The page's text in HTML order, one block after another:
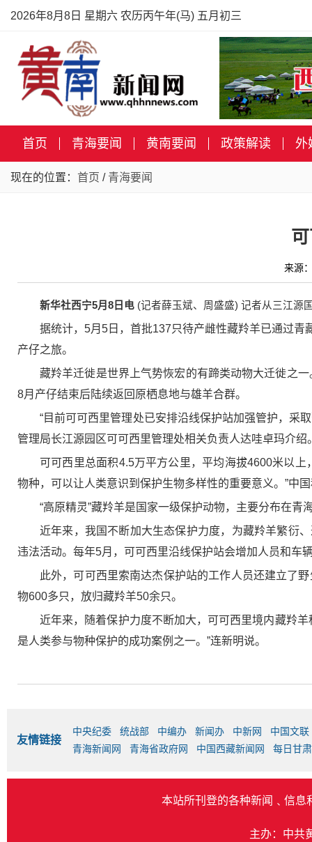
2026年8月8日 星期六 农历丙午年(马) 五月初三
首页 青海要闻 黄南要闻 政策解读 外
现在的位置： 首页 / 青海要闻
来源
新华社西宁5月8日电 (记者薛玉斌、周盛盛) 记者从三江源
据统计，5月5日，首批137只待产雌性藏羚羊已通过
产仔之旅。
藏羚羊迁徙是世界上气势恢宏的有蹄类动物大迁徙之
8月产仔结束后陆续返回原栖息地与雄羊合群。
“目前可可西里管理处已安排沿线保护站加强管护，采
管理局长江源园区可可西里管理处相关负责人达哇卓玛介绍
可可西里总面积4.5万平方公里，平均海拔4600米以
物种，可以让人类意识到保护生物多样性的重要意义。”中
“高原精灵”藏羚羊是国家一级保护动物，主要分布在
近年来，我国不断加大生态保护力度，为藏羚羊繁衍
违法活动。每年5月，可可西里沿线保护站会增加人员和车
此外，可可西里索南达杰保护站的工作人员还建立了
物600多只，放归藏羚羊50余只。
近年来，随着保护力度不断加大，可可西里境内藏羚
是人类参与物种保护的成功案例之一。”连新明说。
友情链接
中央纪委 统战部 中编办 新闻办 中新网
中国文联
青海新闻网
青海省政府网 中国西藏新闻网 每日甘
本站所刊登的各种新闻﹑信息
主办：中共